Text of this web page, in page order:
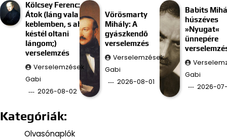
Kölcsey Ferenc:
Átok (láng vala
keblemben, s ah
késtél oltani
lángom;)
verselemzés
Verselemzések
Gabi
2026-08-02
Vörösmarty
Mihály: A
gyászkendő
verselemzés
Verselemzések
Gabi
2026-08-01
Babits
húszéves
»Nyugat«
ünnepére
Gabi
2026-
Kategóriák:
Olvasónaplók